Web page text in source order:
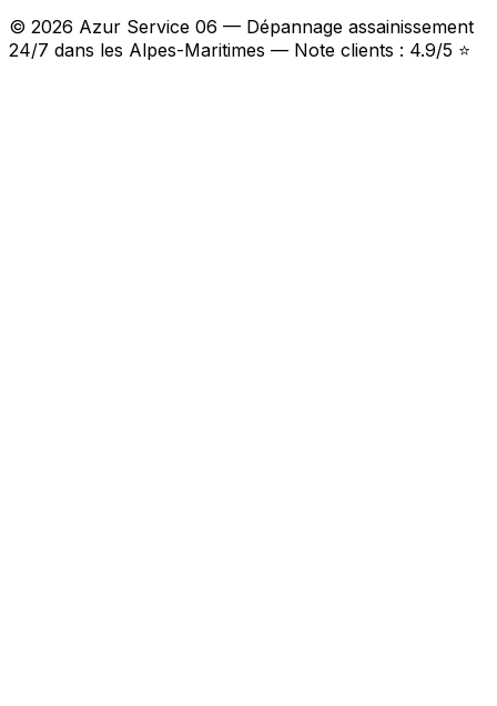
© 2026 Azur Service 06 — Dépannage assainissement
24/7 dans les Alpes-Maritimes — Note clients : 4.9/5 ⭐